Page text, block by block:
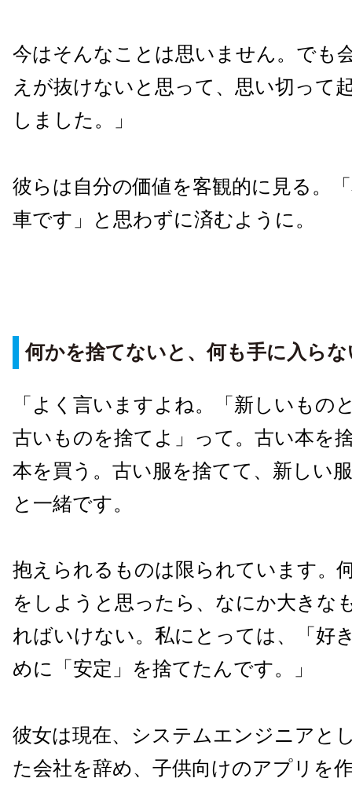
今はそんなことは思いません。でも
えが抜けないと思って、思い切って
しました。」
彼らは自分の価値を客観的に見る。
車です」と思わずに済むように。
何かを捨てないと、何も手に入らな
「よく言いますよね。「新しいもの
古いものを捨てよ」って。古い本を
本を買う。古い服を捨てて、新しい
と一緒です。
抱えられるものは限られています。
をしようと思ったら、なにか大きな
ればいけない。私にとっては、「好
めに「安定」を捨てたんです。」
彼女は現在、システムエンジニアと
た会社を辞め、子供向けのアプリを